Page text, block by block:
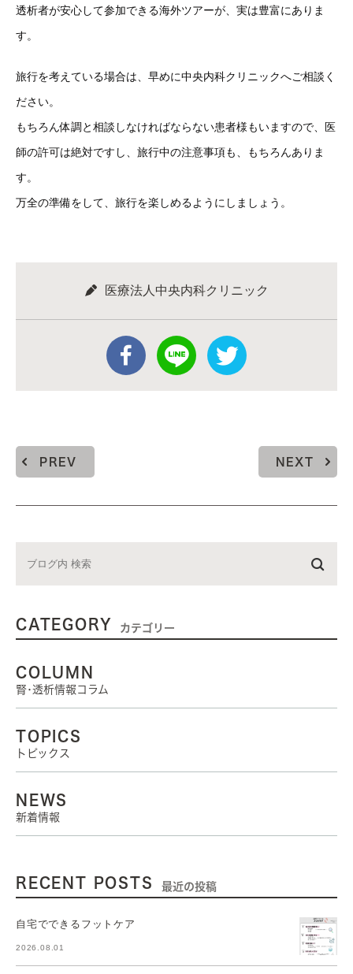
透析者が安心して参加できる海外ツアーが、実は豊富にありま
す。
旅行を考えている場合は、早めに中央内科クリニックへご相談く
ださい。
もちろん体調と相談しなければならない患者様もいますので、医
師の許可は絶対ですし、旅行中の注意事項も、もちろんありま
す。
万全の準備をして、旅行を楽しめるようにしましょう。
医療法人中央内科クリニック
PREV NEXT
CATEGORY カテゴリー
COLUMN
腎･透析情報コラム
TOPICS
トピックス
NEWS
新着情報
RECENT POSTS 最近の投稿
自宅でできるフットケア
2026.08.01